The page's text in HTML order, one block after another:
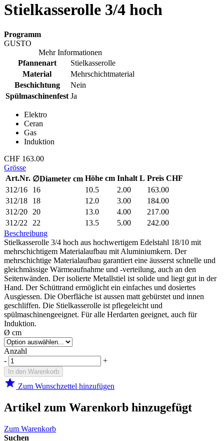
Stielkasserolle 3/4 hoch
Programm
GUSTO
Mehr Informationen
Pfannenart
Stielkasserolle
Material
Mehrschichtmaterial
Beschichtung
Nein
Spülmaschinenfest Ja
Elektro
Ceran
Gas
Induktion
CHF 163.00
Grösse
Art.Nr. ∅Diameter cm Höhe cm Inhalt L Preis CHF
312/16
16 10.5 2.00
163.00
312/18
18 12.0 3.00
184.00
312/20
20 13.0 4.00
217.00
312/22
22 13.5 5.00
242.00
Beschreibung
Stielkasserolle 3/4 hoch aus hochwertigem Edelstahl 18/10 mit
mehrschichtigem Materialaufbau mit Aluminiumkern. Der
mehrschichtige Materialaufbau garantiert eine äusserst schnelle und
gleichmässige Wärmeaufnahme und -verteilung, auch an den
Seitenwänden. Der isolierte Metallstiel ist solide und liegt gut in der
Hand. Der Schüttrand ermöglicht ein einfaches und dosiertes
Ausgiessen. Die Oberfläche ist aussen matt gebürstet und innen
geschliffen. Die Stielkasserolle ist pflegeleicht und
spülmaschinengeeignet. Für alle Herdarten geeignet, auch für
Induktion.
Ø cm
Anzahl
-
+
In den Warenkorb
star Zum Wunschzettel hinzufügen
Artikel zum Warenkorb hinzugefügt
Zum Warenkorb
Suchen